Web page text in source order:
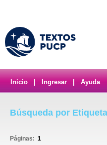
Inicio Ingresar Ayuda
Búsqueda por
Páginas: 1